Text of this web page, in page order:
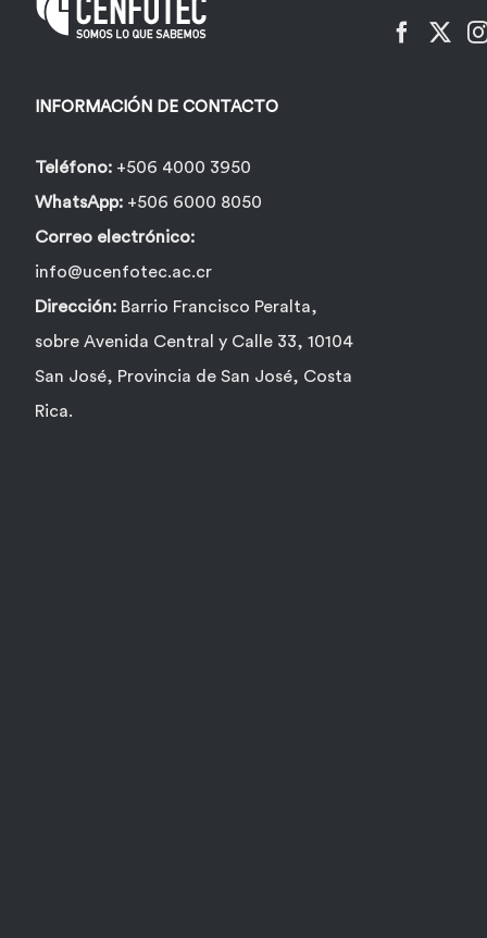
elegir
de
producto
INFORMACIÓN DE CONTACTO
Teléfono: +506 4000 3950
WhatsApp: +506 6000 8050
Correo electrónico:
info@ucenfotec.ac.cr
Dirección: Barrio Francisco Peralta,
sobre Avenida Central y Calle 33, 10104
San José, Provincia de San José, Costa
Rica.